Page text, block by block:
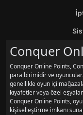
Conquer
Conquer Online Points,
para birimidir ve
genellikle oyun içi
kıyafetler veya özel
Conquer Online Points,
kişiselleştirme imkanı